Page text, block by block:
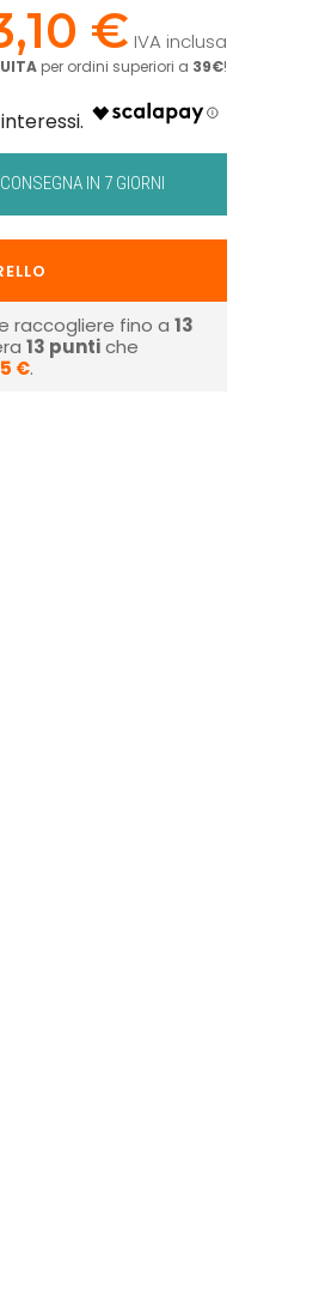
€ IVA inclusa
per ordini superiori a 39€!
CONSEGNA IN 7 GIORNI
raccogliere fino a 13
13 puntiche
€.